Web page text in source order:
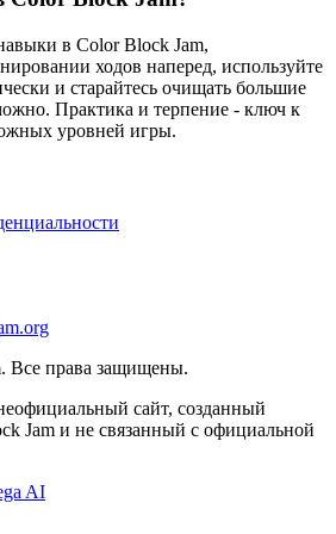
в Color Block Jam,
ходов наперед, используйте
и старайтесь очищать большие
Практика и терпение - ключ к
уровней игры.
Все права защищены.
сайт, созданный
Jam и не связанный с официальной
AI